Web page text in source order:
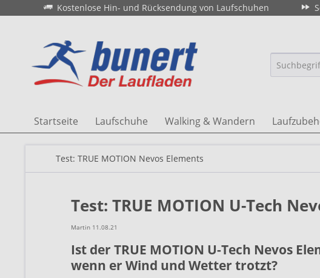
Kostenlose Hin- und Rücksendung von Laufschuhen
Startseite Laufschuhe Walking & Wandern
Test: TRUE MOTION Nevos Elements
Test: TRUE MOTION U-Tech
Martin 11.08.21
Ist der TRUE MOTION U-Tech Nevos
wenn er Wind und Wetter trotzt?